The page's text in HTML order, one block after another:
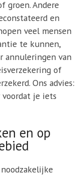
groen. Andere
en
veel mensen
te kunnen,
annuleringen van
of
Ons advies:
voordat je iets
en op